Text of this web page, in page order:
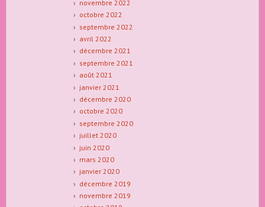
novembre 2022
octobre 2022
septembre 2022
avril 2022
décembre 2021
septembre 2021
août 2021
janvier 2021
décembre 2020
octobre 2020
septembre 2020
juillet 2020
juin 2020
mars 2020
janvier 2020
décembre 2019
novembre 2019